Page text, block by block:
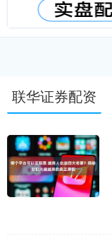
联华证券配资